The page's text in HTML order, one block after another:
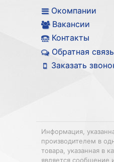
Окомпании
Вакансии
Контакты
Обратная связь
Заказать
Информация,
производителем в
товара, указанная в
является сообщение